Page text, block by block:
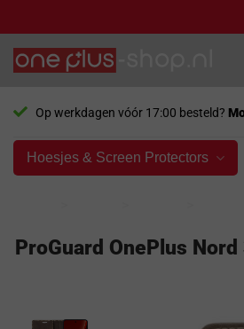
Ga
naar
Op werkdagen vóór 17:00 besteld?
Hoesjes & Screen Protectors
ProGuard OnePlus